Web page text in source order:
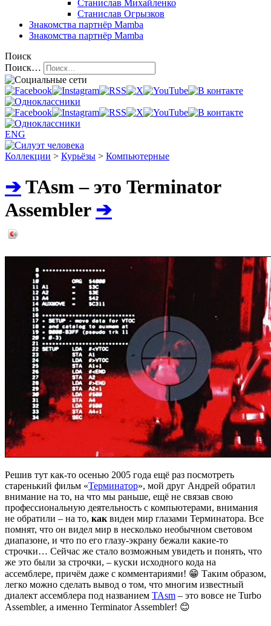
Станислав Михайленко
Станислав Огрызков
Знакомства партнёр Mamba
Знакомства партнёр Mamba
Поиск
Поиск…
ENG
Коллекции > Курьёзы > Компьютерные
➔TAsm – это Terminator
Assembler ➔
Решив тут как-то осенью 2005 года ещё раз посмотреть
старенький фильм «Терминатор», мой друг Андрей обратил
внимание на то, на что мы раньше, ещё не связав свою
профессиональную деятельность с компьютерами, внимания
не обратили – на то, как виден мир глазами Терминатора. Все
помнят, что он видел мир в несколько необычном световом
диапазоне, и что по его глазу-экрану бежали какие-то
строчки… Сейчас же стало возможным увидеть и понять, что
же это были за строчки, – куски исходного кода на
ассемблере, причём даже с комментариями! 😁 Таким образом,
легко можно сделать вывод о том, что многим известный
диалект ассемблера под названием TAsm – это вовсе не Turbo
Assembler, а именно Terminator Assembler! 😊